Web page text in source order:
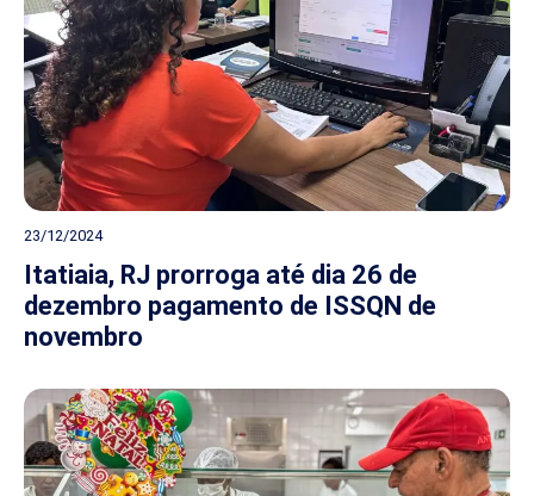
23/12/2024
Itatiaia, RJ prorroga até dia 26 de
dezembro pagamento de ISSQN de
novembro